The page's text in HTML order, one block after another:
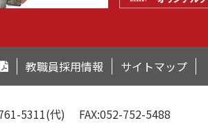
教職員採用情報 サイトマップ
5311(代) FAX:052-752-5488